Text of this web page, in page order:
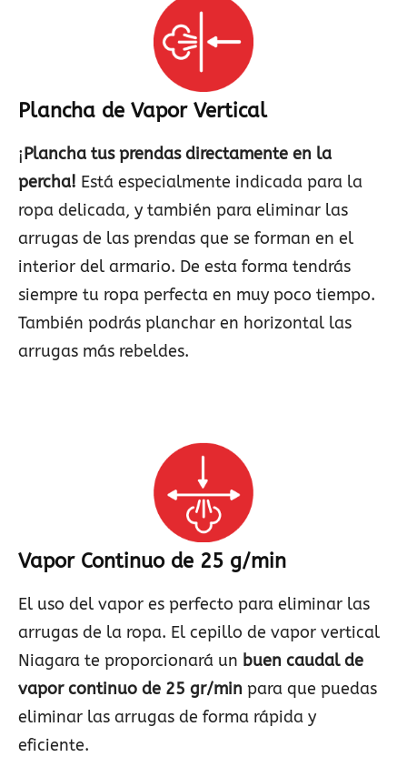
Plancha de Vapor Vertical
¡Plancha tus prendas directamente en la
percha! Está especialmente indicada para la
ropa delicada, y también para eliminar las
arrugas de las prendas que se forman en el
interior del armario. De esta forma tendrás
siempre tu ropa perfecta en muy poco tiempo.
También podrás planchar en horizontal las
arrugas más rebeldes.
Vapor Continuo de 25 g/min
El uso del vapor es perfecto para eliminar las
arrugas de la ropa. El cepillo de vapor vertical
Niagara te proporcionará un buen caudal de
vapor continuo de 25 gr/min para que puedas
eliminar las arrugas de forma rápida y
eficiente.